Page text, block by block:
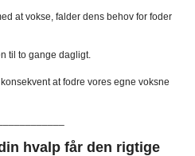
at vokse, falder dens behov for foder
til to gange dagligt.
at fodre vores egne voksne
hvalp får den rigtige